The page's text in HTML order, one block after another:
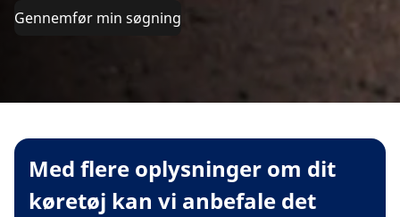
Gennemfør min søgning
Med flere oplysninger om dit
køretøj kan vi anbefale det